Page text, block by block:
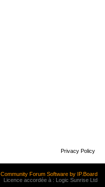
Privacy Policy
Community Forum Software by IP.Board
Licence accordée à : Logic Sunrise Ltd